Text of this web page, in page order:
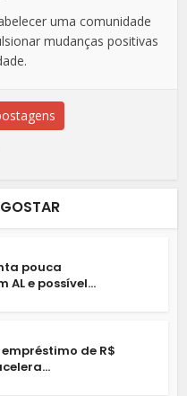
uma comunidade
mudanças positivas
pouca
AL e possível...
de R$